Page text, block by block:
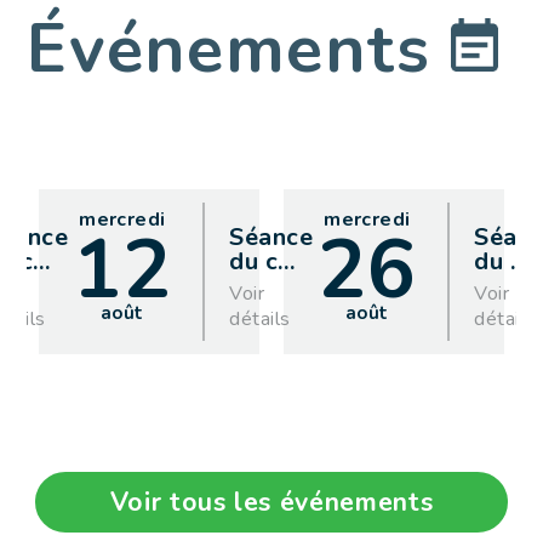
Événements
c…
mercredi
12
août
Séance
du c…
Voir
détails
mercredi
26
août
du …
Voir
détails
Voir tous les événements